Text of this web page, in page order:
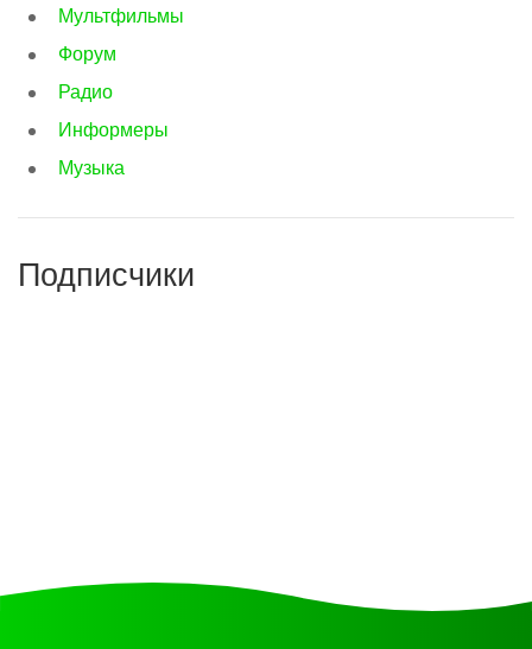
Мультфильмы
Форум
Радио
Информеры
Музыка
Подписчики